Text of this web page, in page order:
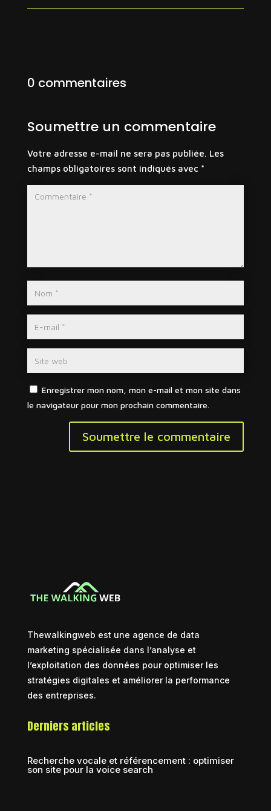
0 commentaires
Soumettre un commentaire
Votre adresse e-mail ne sera pas publiée. Les
champs obligatoires sont indiqués avec *
Enregistrer mon nom, mon e-mail et mon site dans
le navigateur pour mon prochain commentaire.
Soumettre le commentaire
Thewalkingweb est une agence de data
marketing spécialisée dans l’analyse et
l’exploitation des données pour optimiser les
stratégies digitales et améliorer la performance
des entreprises.
Derniers articles
Recherche vocale et référencement : optimiser
son site pour la voice search